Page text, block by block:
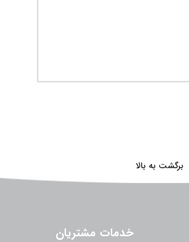
برگشت به بالا
خدمات مشتریان